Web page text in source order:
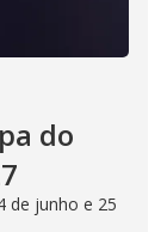
do
de junho e 25